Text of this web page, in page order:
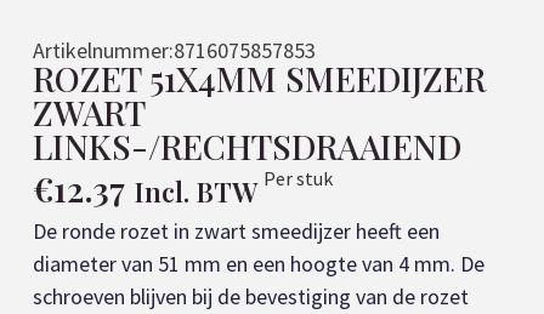
Artikelnummer:8716075857853
ROZET 51X4MM SMEEDIJZER
ZWART
LINKS-/RECHTSDRAAIEND
€12.37 Incl. BTW Per stuk
De ronde rozet in zwart smeedijzer heeft een
diameter van 51 mm en een hoogte van 4 mm. De
schroeven blijven bij de bevestiging van de rozet